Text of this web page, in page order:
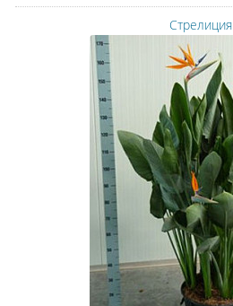
Стрелиция